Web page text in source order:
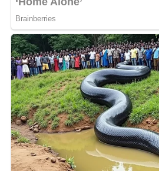
Cette série de concerts
communion entre l’artiste et
le Gabon. Fetty Ndoss promet
revisitant ses plus grands
surprises musicales pensées
de l’intérieur du pays.
annonce témoigne de l’impact
sur la scène musicale nationale
mélomanes de voir leur idole sur